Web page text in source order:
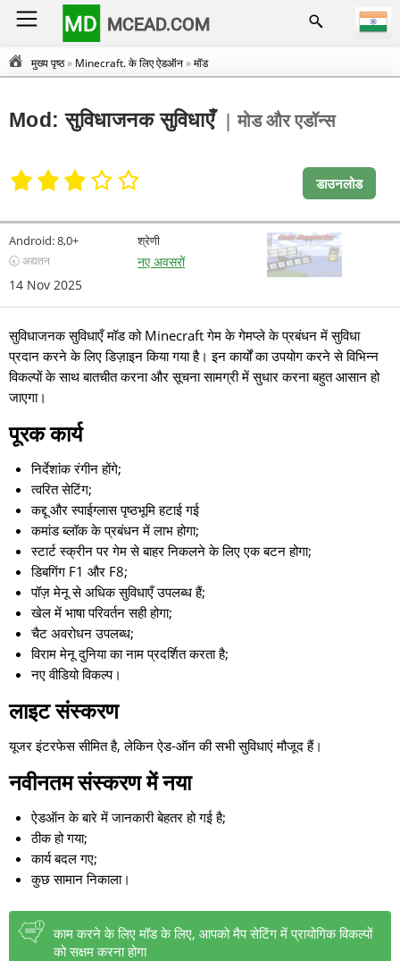
MD MCEAD.COM
मुख्य पृष्ठ» Minecraft. के लिए ऐडऑन»मॉड
Mod: सुविधाजनक सुविधाएँ | मोड और एडॉन्स
डाउनलोड
Android:8,0+
🕣 अद्यतन
14 Nov 2025
श्रेणी
नए अवसरों
सुविधाजनक सुविधाएँ मॉड को Minecraft गेम के गेमप्ले के प्रबंधन में सुविधा
प्रदान करने के लिए डिज़ाइन किया गया है। इन कार्यों का उपयोग करने से विभिन्न
विकल्पों के साथ बातचीत करना और सूचना सामग्री में सुधार करना बहुत आसान हो
जाएगा।
पूरक कार्य
निर्देशांक रंगीन होंगे;
त्वरित सेटिंग;
कद्दू और स्पाईग्लास पृष्ठभूमि हटाई गई
कमांड ब्लॉक के प्रबंधन में लाभ होगा;
स्टार्ट स्क्रीन पर गेम से बाहर निकलने के लिए एक बटन होगा;
डिबगिंग F1 और F8;
पॉज़ मेनू से अधिक सुविधाएँ उपलब्ध हैं;
खेल में भाषा परिवर्तन सही होगा;
चैट अवरोधन उपलब्ध;
विराम मेनू दुनिया का नाम प्रदर्शित करता है;
नए वीडियो विकल्प।
लाइट संस्करण
यूजर इंटरफेस सीमित है, लेकिन ऐड-ऑन की सभी सुविधाएं मौजूद हैं।
नवीनतम संस्करण में नया
ऐडऑन के बारे में जानकारी बेहतर हो गई है;
ठीक हो गया;
कार्य बदल गए;
कुछ सामान निकाला।
काम करने के लिए मॉड के लिए, आपको मैप सेटिंग में प्रायोगिक विकल्पों
को सक्षम करना होगा